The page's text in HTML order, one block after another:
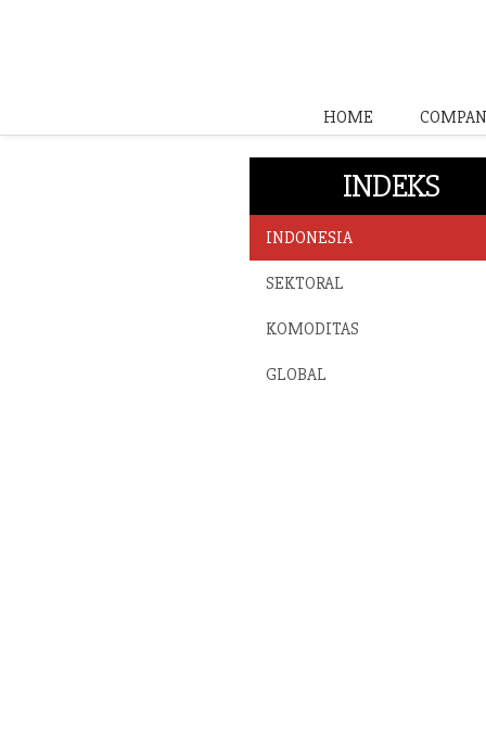
HOME
INDEKS
INDONESIA
SEKTORAL
KOMODITAS
GLOBAL